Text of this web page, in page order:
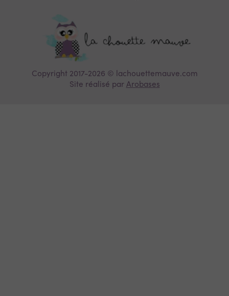
Copyright 2017-2026 © lachouettemauve.com
Site réalisé par Arobases